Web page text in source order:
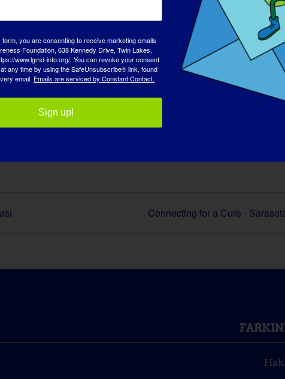
Seçin!
Connecting for a Cure -
form, you are consenting to receive marketing emails
Foundation, 638 Kennedy Drive, Twin Lakes,
www.lgmd-info.org/. You can revoke your consent
any time by using the SafeUnsubscribe® link, found
email. Emails are serviced by Constant Contact.
Sign up!